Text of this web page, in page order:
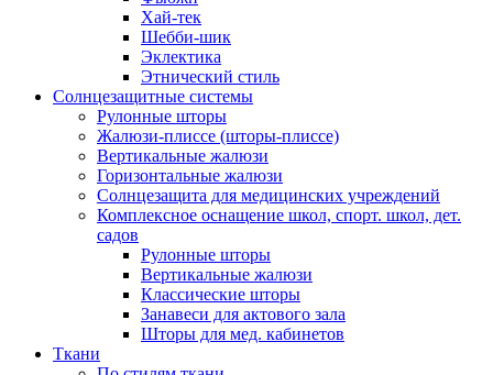
Хай-тек
Шебби-шик
Эклектика
Этнический стиль
Солнцезащитные системы
Рулонные шторы
Жалюзи-плиссе (шторы-плиссе)
Вертикальные жалюзи
Горизонтальные жалюзи
Солнцезащита для медицинских учреждений
Комплексное оснащение школ, спорт. школ, дет.
садов
Рулонные шторы
Вертикальные жалюзи
Классические шторы
Занавеси для актового зала
Шторы для мед. кабинетов
Ткани